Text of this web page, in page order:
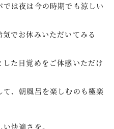
はこちら
Instagram
は夜は今の時期でも涼しい
でお休みいただいてみる
た目覚めをご体感いただけ
て、朝風呂を楽しむのも極楽
快適さを。